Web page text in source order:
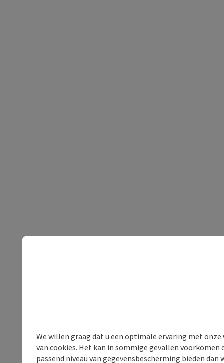
We willen graag dat u een optimale ervaring met
van cookies. Het kan in sommige gevallen voorkomen
passend niveau van gegevensbescherming bieden